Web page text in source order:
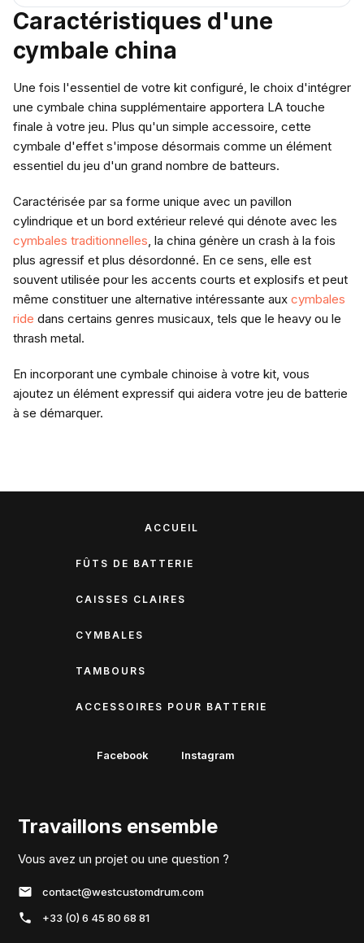
Caractéristiques d'une
cymbale china
Une fois l'essentiel de votre kit configuré, le choix d'intégrer
une cymbale china supplémentaire apportera LA touche
finale à votre jeu. Plus qu'un simple accessoire, cette
cymbale d'effet s'impose désormais comme un élément
essentiel du jeu d'un grand nombre de batteurs.
Caractérisée par sa forme unique avec un pavillon
cylindrique et un bord extérieur relevé qui dénote avec les
cymbales traditionnelles, la china génère un crash à la fois
plus agressif et plus désordonné. En ce sens, elle est
souvent utilisée pour les accents courts et explosifs et peut
même constituer une alternative intéressante aux cymbales
ride dans certains genres musicaux, tels que le heavy ou le
thrash metal.
En incorporant une cymbale chinoise à votre kit, vous
ajoutez un élément expressif qui aidera votre jeu de batterie
à se démarquer.
ACCUEIL
FÛTS DE BATTERIE
CAISSES CLAIRES
CYMBALES
TAMBOURS
ACCESSOIRES POUR BATTERIE
Facebook Instagram
Travaillons ensemble
Vous avez un projet ou une question ?
contact@westcustomdrum.com
+33 (0) 6 45 80 68 81